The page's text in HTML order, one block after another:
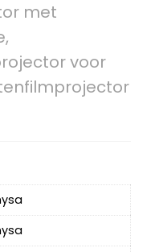
met
voor